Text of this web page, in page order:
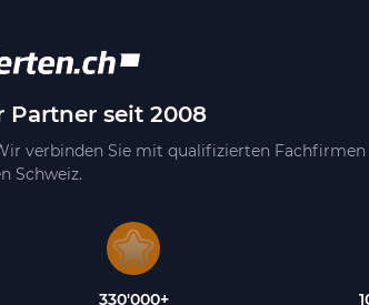
Partner seit 2008
verbinden Sie mit qualifizierten Fachfirmen
Schweiz.
330'000+